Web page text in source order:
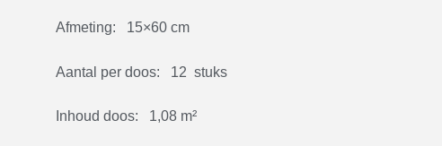
Afmeting: 15×60 cm
Aantal per doos: 12 stuks
Inhoud doos: 1,08 m²